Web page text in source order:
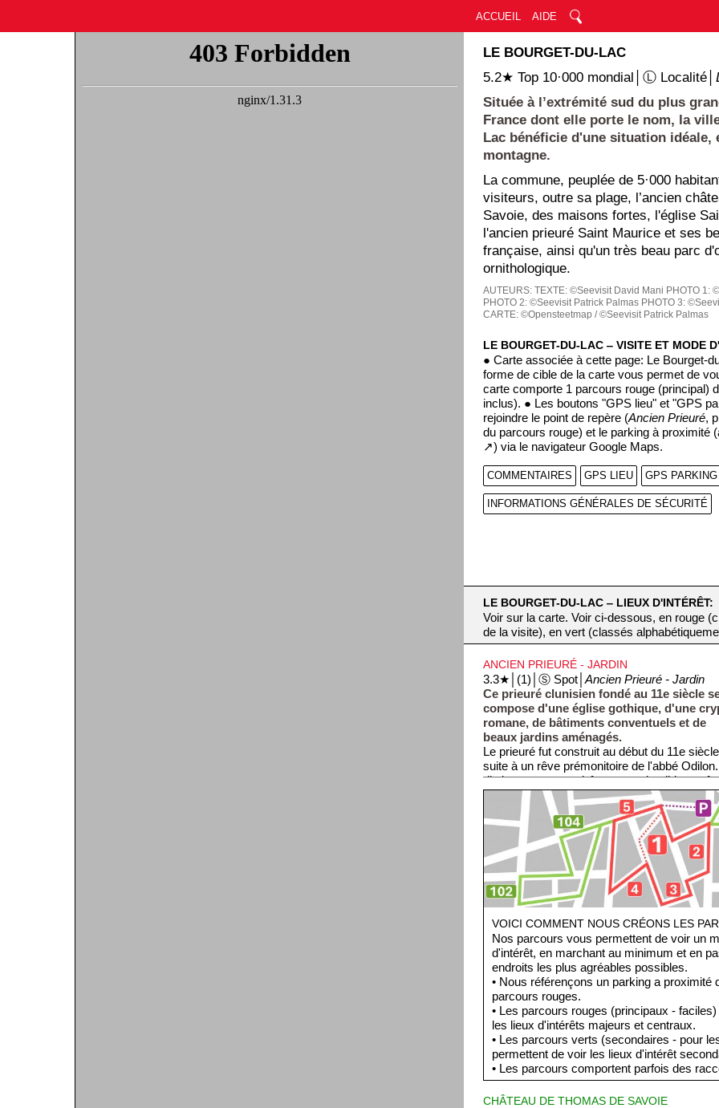
ACCUEIL AIDE
LE BOURGET-DU-LAC
5.2★ Top 10·000 mondial│Ⓛ Localité│
Située à l’extrémité sud du plus
France dont elle porte le nom, la
Lac bénéficie d'une situation idéale,
montagne.
La commune, peuplée de 5·000
visiteurs, outre sa plage, l’ancien
Savoie, des maisons fortes, l'église
l'ancien prieuré Saint Maurice et ses
française, ainsi qu'un très beau parc
ornithologique.
AUTEURS:TEXTE: ©Seevisit David Mani PHOTO 1:
PHOTO 2: ©Seevisit Patrick Palmas PHOTO 3:
CARTE: ©Opensteetmap / ©Seevisit Patrick Palmas
LE BOURGET-DU-LAC ‒ VISITE ET MODE
● Carte associée à cette page: Le Bourget-
forme de cible de la carte vous permet de
carte comporte 1 parcours rouge (principal)
inclus). ● Les boutons "GPS lieu" et "GPS
rejoindre le point de repère (Ancien Prieuré,
du parcours rouge) et le parking à proximité
↗) via le navigateur Google Maps.
COMMENTAIRES GPS LIEU GPS PARKING
INFORMATIONS GÉNÉRALES DE SÉCURITÉ
LE BOURGET-DU-LAC ‒ LIEUX D'INTÉRÊT:
Voir sur la carte. Voir ci-dessous, en rouge
de la visite), en vert (classés
ANCIEN PRIEURÉ - JARDIN
3.3★│(1)│Ⓢ Spot│Ancien Prieuré - Jardin
Ce prieuré clunisien fondé au 11e siècle
compose d'une église gothique, d'une
romane, de bâtiments conventuels et de
beaux jardins aménagés.
Le prieuré fut construit au début du 11e siècle
suite à un rêve prémonitoire de l'abbé
distingue par son cloître aux splendides
l'intérieur, le réfectoire, la cuisine et sa
bibliothèque, hébergent des œuvres
Les jardins à la française étaient à l'origine
destinés aux besoins du monastère.
VOICI COMMENT NOUS CRÉONS LES
Nos parcours vous permettent de voir un
d'intérêt, en marchant au minimum et en
endroits les plus agréables possibles.
• Nous référençons un parking a proximité
parcours rouges.
• Les parcours rouges (principaux -
les lieux d'intérêts majeurs et centraux.
• Les parcours verts (secondaires - pour
permettent de voir les lieux d'intérêt
• Les parcours comportent parfois des
CHÂTEAU DE THOMAS DE SAVOIE